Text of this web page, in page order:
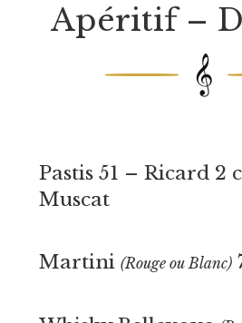
Apéritif –
𝄞
Pastis 51 – Ricard 2
Muscat
Martini (Rouge ou Blanc)